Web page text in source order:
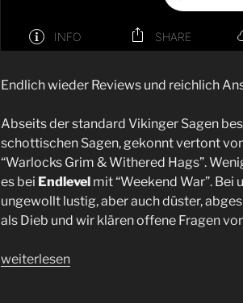
Endlich wieder Reviews und reichlich
Abseits der standard Vikinger Sagen
schottischen Sagen, gekonnt vertont
“Warlocks Grim & Withered Hags”.
es bei Endlevel mit “Weekend War”. Bei
ungewollt lustig, aber auch düster,
als Dieb und wir klären offene Fragen
„Der
weiterlesen